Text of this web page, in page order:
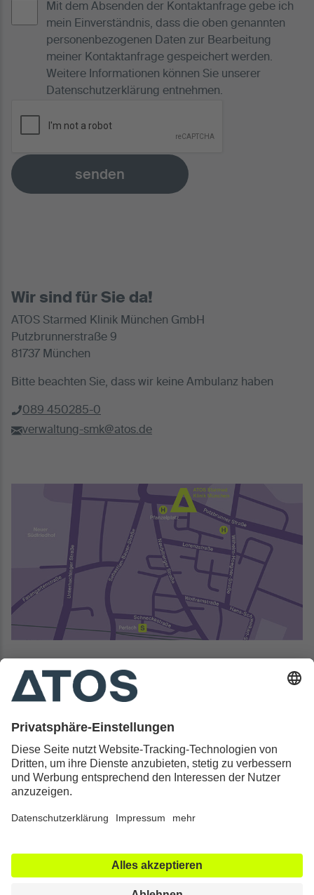
Mit dem Absenden der Kontaktanfrage gebe ich
mein Einverständnis, dass die oben genannten
personenbezogenen Daten zur Bearbeitung
meiner Kontaktanfrage gespeichert werden.
Weitere Informationen können Sie unserer
Datenschutzerklärung entnehmen.
senden
Wir sind für Sie da!
ATOS Starmed Klinik München GmbH
Putzbrunnerstraße 9
81737 München
Bitte beachten Sie, dass wir keine Ambulanz haben
089 450285-0
verwaltung-smk@atos.de
Kontakt & Rechtliches
Alle ATOS Kliniken